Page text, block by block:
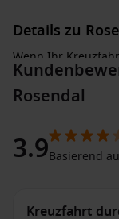
Details zu
Wenn Ihr
zahlreiche
entdecken können:
Besuch des
historisches
schönen
beeindruckende
Rosendal
3.9Basierend
Kreuzfahrt